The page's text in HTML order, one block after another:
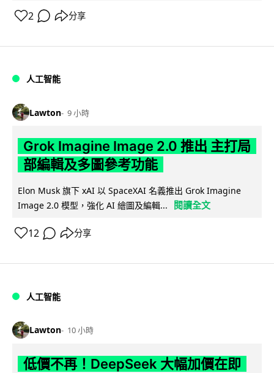
2 分享
人工智能
Lawton 9 小時
Grok Imagine Image 2.0 推出 主打局
部編輯及多圖參考功能
Elon Musk 旗下 xAI 以 SpaceXAI 名義推出 Grok Imagine
Image 2.0 模型，強化 AI 繪圖及編輯...
閱讀全文
12 分享
人工智能
Lawton 10 小時
低價不再！DeepSeek 大幅加價在即